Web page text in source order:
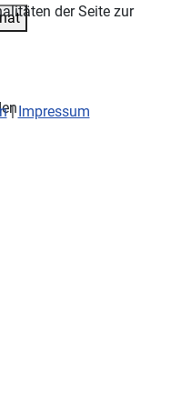
der Seite zur
|Impressum